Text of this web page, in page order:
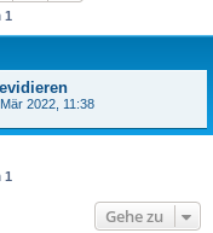
1
2022, 11:38
1
Gehe zu